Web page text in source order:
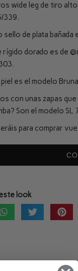
wide leg de tiro
339.
sello de plata bañada
rígido dorado es de
es el modelo
con unas zapas
Son el modelo SL
para comprar
look